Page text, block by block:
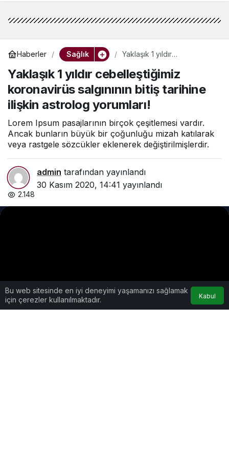
Haberler Sağlık
Yaklaşık 1 yıldır
salgınının bitiş tarihine ilişkin
astrolog yorumları!
Yaklaşık 1 yıldır cebelleştiğimiz
koronavirüs salgınının bitiş tarihine
ilişkin astrolog yorumları!
Lorem Ipsum pasajlarının birçok çeşitlemesi vardır.
Ancak bunların büyük bir çoğunluğu mizah katılarak
veya rastgele sözcükler eklenerek değiştirilmişlerdir.
admin tarafından yayınlandı
30 Kasım 2020, 14:41 yayınlandı
2.148
Bu web sitesinde en iyi deneyimi yaşamanızı sağlamak
için çerezler kullanılmaktadır.
Kabul